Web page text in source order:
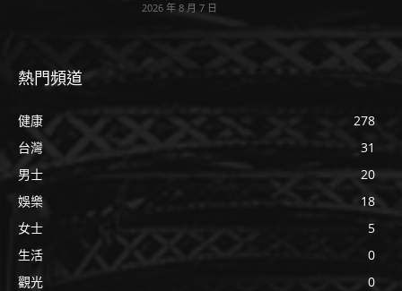
2026 年 8 月 7 日
熱門頻道
健康
278
台灣
31
男士
20
娛樂
18
女士
5
生活
0
觀光
0